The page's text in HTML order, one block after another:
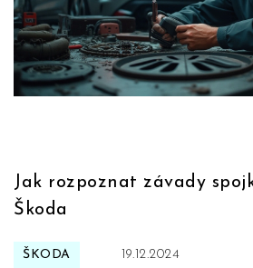
Jak rozpoznat závady
Škoda
ŠKODA 19.12.2024